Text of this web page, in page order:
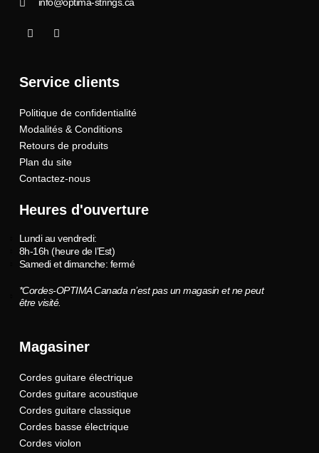
info@optima-strings.ca
I
c
f
e
o
o
I
n
g
m
Service clients
Politique de confidentialité
Modalités & Conditions
Retours de produits
Plan du site
Contactez-nous
Heures d'ouverture
Lundi au vendredi:
8h-16h (heure de l’Est)
Samedi et dimanche: fermé
*Cordes-OPTIMA Canada n’est pas un magasin et ne peut
être visité.
Magasiner
Cordes guitare électrique
Cordes guitare acoustique
Cordes guitare classique
Cordes basse électrique
Cordes violon